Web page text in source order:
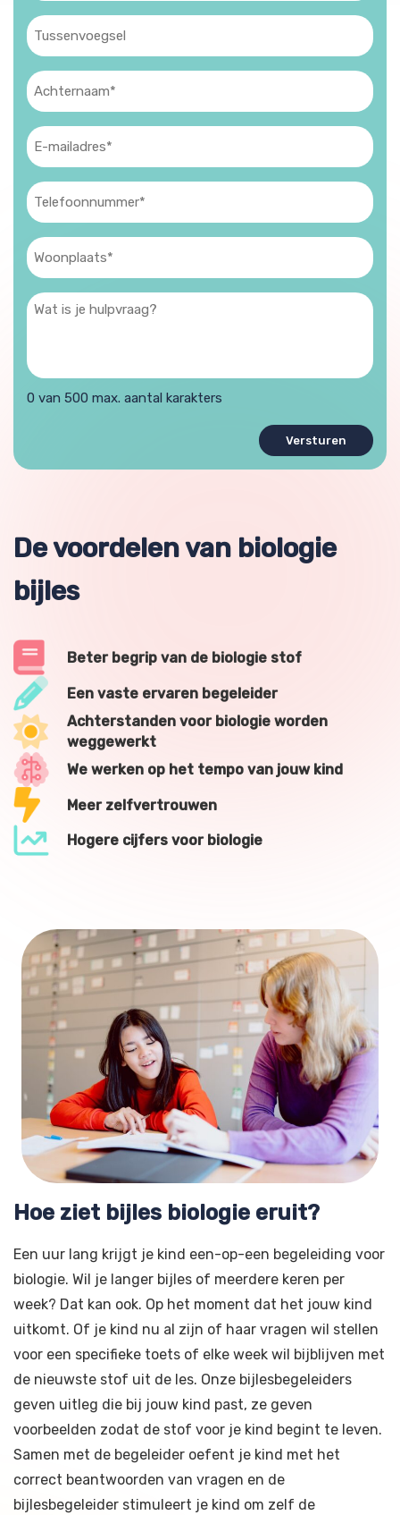
Tussenvoegsel
Achternaam
(Vereist)
E-
mailadres
(Vereist)
Telefoon
(Vereist)
Woonplaats
(Vereist)
Wat
hulpvraag?
0 van 500 max. aantal karakters
De voordelen van biologie
bijles
Beter begrip van de biologie stof
Een vaste ervaren begeleider
Achterstanden voor biologie worden
weggewerkt
We werken op het tempo van jouw kind
Meer zelfvertrouwen
Hogere cijfers voor biologie
Hoe ziet bijles biologie eruit?
Een uur lang krijgt je kind een-op-een begeleiding voor
biologie. Wil je langer bijles of meerdere keren per
week? Dat kan ook. Op het moment dat het jouw kind
uitkomt. Of je kind nu al zijn of haar vragen wil stellen
voor een specifieke toets of elke week wil bijblijven met
de nieuwste stof uit de les. Onze bijlesbegeleiders
geven uitleg die bij jouw kind past, ze geven
voorbeelden zodat de stof voor je kind begint te leven.
Samen met de begeleider oefent je kind met het
correct beantwoorden van vragen en de
bijlesbegeleider stimuleert je kind om zelf de